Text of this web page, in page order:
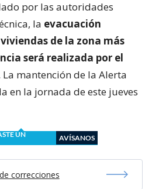
por las autoridades
la evacuación
de la zona más
será realizada por el
La mantención de la Alerta
en la jornada de este jueves
UN
AVÍSANOS
correcciones